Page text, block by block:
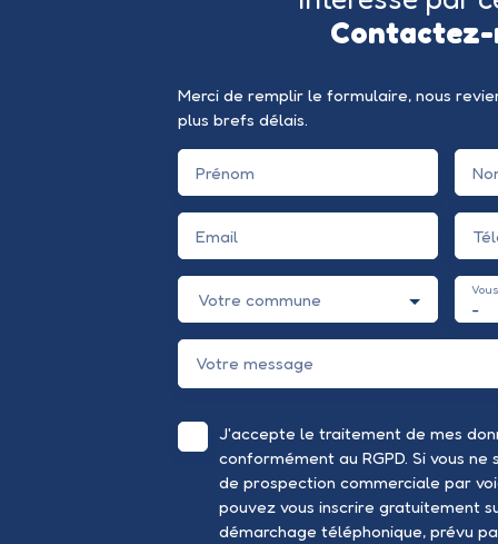
Contactez-
Merci de remplir le formulaire, nous
plus brefs délais.
Prénom
Email
Votre commune -
Votre message
J'accepte le traitement de mes
conformément au RGPD. Si vous
de prospection commerciale par
pouvez vous inscrire gratuitement
démarchage téléphonique, prévu